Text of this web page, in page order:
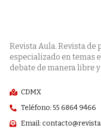
Revista Aula. Revista de
especializado en temas
debate de manera libre
CDMX
Teléfono: 55 6864 9466
Email: